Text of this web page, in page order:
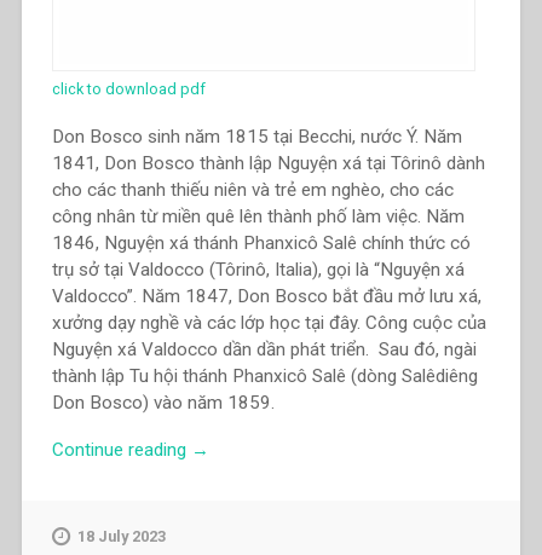
click to download pdf
Don Bosco sinh năm 1815 tại Becchi, nước Ý. Năm
1841, Don Bosco thành lập Nguyện xá tại Tôrinô dành
cho các thanh thiếu niên và trẻ em nghèo, cho các
công nhân từ miền quê lên thành phố làm việc. Năm
1846, Nguyện xá thánh Phanxicô Salê chính thức có
trụ sở tại Valdocco (Tôrinô, Italia), gọi là “Nguyện xá
Valdocco”. Năm 1847, Don Bosco bắt đầu mở lưu xá,
xưởng dạy nghề và các lớp học tại đây. Công cuộc của
Nguyện xá Valdocco dần dần phát triển. Sau đó, ngài
thành lập Tu hội thánh Phanxicô Salê (dòng Salêdiêng
Don Bosco) vào năm 1859.
Continue reading “Phạm
→
18 July 2023